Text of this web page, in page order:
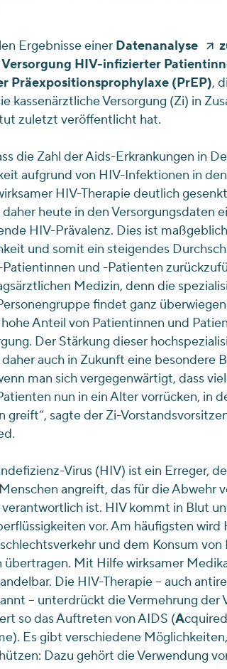
Ergebnisse einer Datenanalyse
HIV-infizierter
Präexpositionsprophylaxe (PrEP),
kassenärztliche Versorgung (Zi) in
zuletzt veröffentlicht hat.
die Zahl der Aids-Erkrankungen in
aufgrund von HIV-Infektionen in
HIV-Therapie deutlich
heute in den Versorgungsdaten
HIV-Prävalenz. Dies ist
und somit ein steigendes
und -Patienten
Medizin, denn die
findet ganz
Anteil von Patientinnen und
Der Stärkung dieser
auch in Zukunft eine besondere
man sich vergegenwärtigt, dass
nun in ein Alter vorrücken, in
greift“, sagte der Zi-
Virus (HIV) ist ein Erreger,
angreift, das für die Abwehr
ist. HIV kommt in Blut
vor. Am häufigsten wird
und dem Konsum von
übertragen. Mit Hilfe wirksamer
Die HIV-Therapie – auch
– unterdrückt die Vermehrung der
so das Auftreten von AIDS (Acquired
Es gibt verschiedene
Dazu gehört die Verwendung